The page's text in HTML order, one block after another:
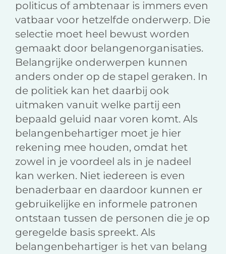
politicus of ambtenaar is immers even
vatbaar voor hetzelfde onderwerp. Die
selectie moet heel bewust worden
gemaakt door belangenorganisaties.
Belangrijke onderwerpen kunnen
anders onder op de stapel geraken. In
de politiek kan het daarbij ook
uitmaken vanuit welke partij een
bepaald geluid naar voren komt. Als
belangenbehartiger moet je hier
rekening mee houden, omdat het
zowel in je voordeel als in je nadeel
kan werken. Niet iedereen is even
benaderbaar en daardoor kunnen er
gebruikelijke en informele patronen
ontstaan tussen de personen die je op
geregelde basis spreekt. Als
belangenbehartiger is het van belang